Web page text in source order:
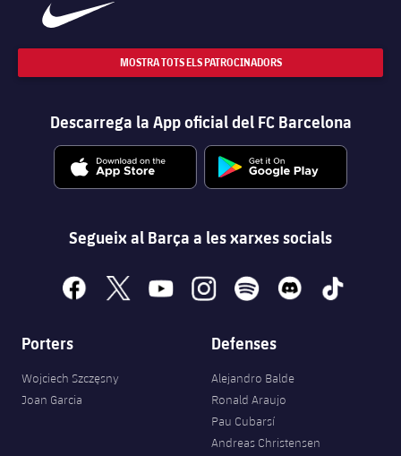
MOSTRA TOTS ELS PATROCINADORS
Descarrega la App oficial del FC Barcelona
Segueix al Barça a les xarxes socials
facebook
x youtubeinstagramspotify discord tiktok
Porters
Wojciech Szczęsny
Joan Garcia
Defenses
Alejandro Balde
Ronald Araujo
Pau Cubarsí
Andreas Christensen